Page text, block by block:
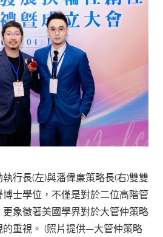
行長(左)與潘偉亷策略長(右)雙雙
士學位，不僅是對於二位高階管
象徵著美國學界對於大管仲策略
的重視。 (照片提供—大管仲策略